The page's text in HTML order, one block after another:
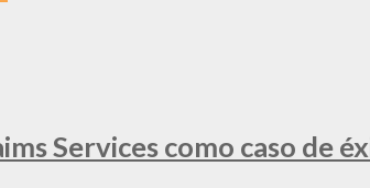
Services como caso de